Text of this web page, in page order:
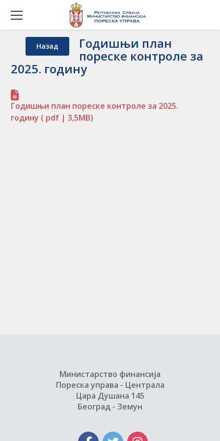
Назад Годишњи план
пореске контроле за
2025. годину
Годишњи план пореске контроле за 2025.
годину ( pdf | 3,5MB)
Министарство финансија
Пореска управа - Централа
Цара Душана 145
Београд - Земун